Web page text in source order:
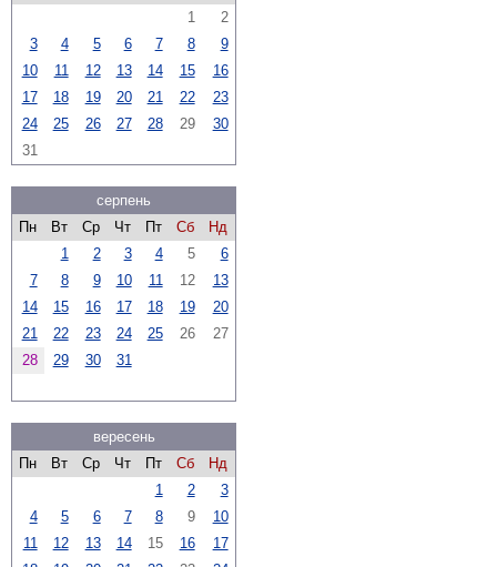
1
2
3
4 5 6 7 8
9
10
11 12 13 14 15
16
17
18 19 20 21 22
23
24
25 26 27 28 29
30
31
серпень
Пн
Вт Ср Чт Пт Сб
Нд
1
2 3 4 5
6
7
8 9 10 11 12
13
14
15 16 17 18 19
20
21
22 23 24 25 26
27
28
29 30 31
вересень
Пн
Вт Ср Чт Пт Сб
Нд
1
2
3
4
5 6 7 8 9
10
11
12 13 14 15 16
17